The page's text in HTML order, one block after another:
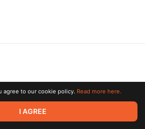
All rights reserved. All trademarks
respective owners.
agree to our cookie policy. Read more here.
I AGREE